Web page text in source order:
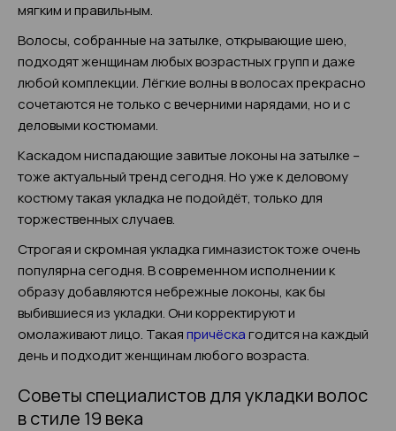
мягким и правильным.
Волосы, собранные на затылке, открывающие шею,
подходят женщинам любых возрастных групп и даже
любой комплекции. Лёгкие волны в волосах прекрасно
сочетаются не только с вечерними нарядами, но и с
деловыми костюмами.
Каскадом ниспадающие завитые локоны на затылке –
тоже актуальный тренд сегодня. Но уже к деловому
костюму такая укладка не подойдёт, только для
торжественных случаев.
Строгая и скромная укладка гимназисток тоже очень
популярна сегодня. В современном исполнении к
образу добавляются небрежные локоны, как бы
выбившиеся из укладки. Они корректируют и
омолаживают лицо. Такаяпричёскагодится на каждый
день и подходит женщинам любого возраста.
Советы специалистов для укладки волос
в стиле 19 века